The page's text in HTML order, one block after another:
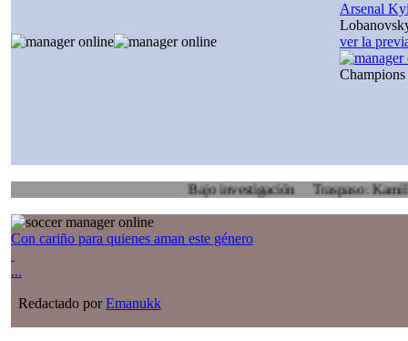
Arsenal
ver la
Bajo investigación Traspaso: Kamil Zoidl,
Con cariño para quienes aman este género
...
Redactado porEmanukk